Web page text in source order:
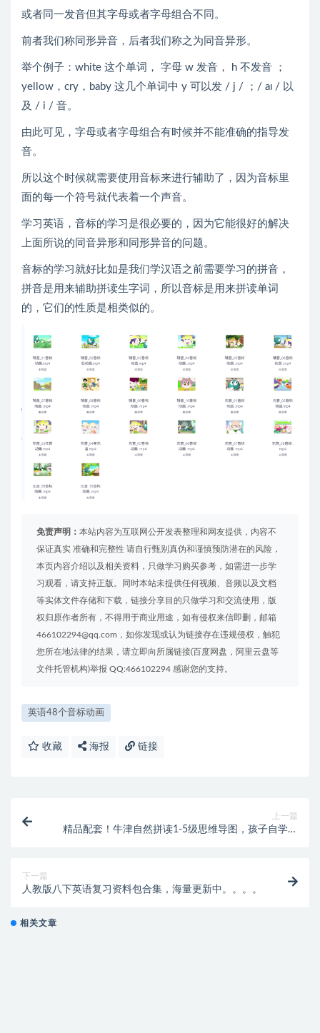
或者同一发音但其字母或者字母组合不同。
前者我们称同形异音，后者我们称之为同音异形。
举个例子：white 这个单词， 字母 w 发音， h 不发音 ；
yellow，cry，baby 这几个单词中 y 可以发 / j / ；/ aɪ / 以
及 / i / 音。
由此可见，字母或者字母组合有时候并不能准确的指导发
音。
所以这个时候就需要使用音标来进行辅助了，因为音标里
面的每一个符号就代表着一个声音。
学习英语，音标的学习是很必要的，因为它能很好的解决
上面所说的同音异形和同形异音的问题。
音标的学习就好比如是我们学汉语之前需要学习的拼音，
拼音是用来辅助拼读生字词，所以音标是用来拼读单词
的，它们的性质是相类似的。
免责声明： 本站内容为互联网公开发表整理和网友提供，内容不
保证真实 准确和完整性 请自行甄别真伪和谨慎预防潜在的风险，
本页内容介绍以及相关资料，只做学习购买参考，如需进一步学
习观看，请支持正版。同时本站未提供任何视频、音频以及文档
等实体文件存储和下载，链接分享目的只做学习和交流使用，版
权归原作者所有，不得用于商业用途，如有侵权来信即删，邮箱
466102294@qq.com，如你发现或认为链接存在违规侵权，触犯
您所在地法律的结果，请立即向所属链接(百度网盘，阿里云盘等
文件托管机构)举报 QQ:466102294 感谢您的支持。
英语48个音标动画
收藏 海报 链接
上一篇
精品配套！牛津自然拼读1-5级思维导图，孩子自学、
下一篇
人教版八下英语复习资料包合集，海量更新中。。。。
相关文章